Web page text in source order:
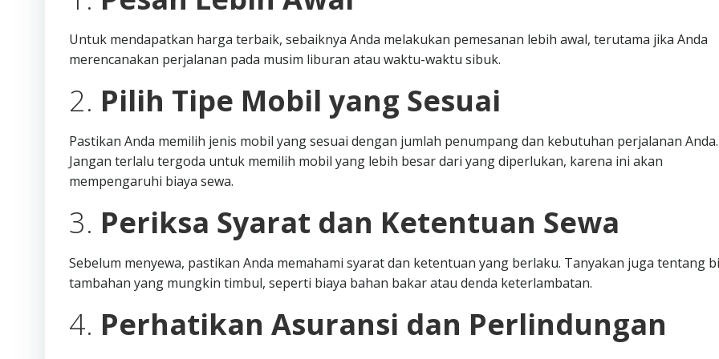
Untuk mendapatkan harga terbaik, sebaiknya Anda melakukan pemesanan lebih awal, terutama jika Anda
merencanakan perjalanan pada musim liburan atau waktu-waktu sibuk.
2. Pilih Tipe Mobil yang Sesuai
Pastikan Anda memilih jenis mobil yang sesuai dengan jumlah penumpang dan kebutuhan perjalanan Anda.
Jangan terlalu tergoda untuk memilih mobil yang lebih besar dari yang diperlukan, karena ini akan
mempengaruhi biaya sewa.
3. Periksa Syarat dan Ketentuan Sewa
Sebelum menyewa, pastikan Anda memahami syarat dan ketentuan yang berlaku. Tanyakan juga tentang
tambahan yang mungkin timbul, seperti biaya bahan bakar atau denda keterlambatan.
4. Perhatikan Asuransi dan Perlindungan